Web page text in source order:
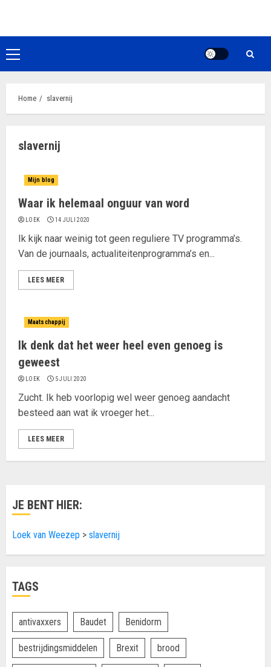
de
inhoudPrimair
menu
Home slavernij
slavernij
Mijn blog
Waar ik helemaal onguur van word
LOEK 14 JULI 2020
Ik kijk naar weinig tot geen reguliere TV programma’s.
Van de journaals, actualiteitenprogramma’s en...
LEES MEER
Maatschappij
Ik denk dat het weer heel even genoeg is
geweest
LOEK 5 JULI 2020
Zucht. Ik heb voorlopig wel weer genoeg aandacht
besteed aan wat ik vroeger het...
LEES MEER
JE BENT HIER:
Loek van Weezep > slavernij
TAGS
antivaxxers Baudet Benidorm
bestrijdingsmiddelen Brexit brood